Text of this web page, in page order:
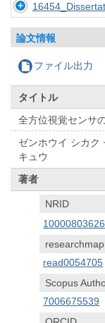
論文情報
ファイル出力
タイトル
全方位視覚センサ
ゼンホウイ シカク
キュウ
著者
NRID
read0054705
Scopus
7006675539